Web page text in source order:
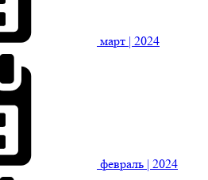
март | 2024
февраль | 2024